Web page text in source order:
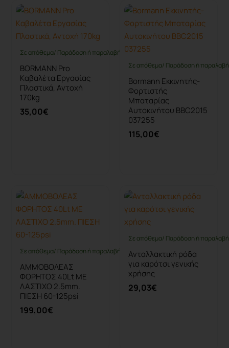
Σε απόθεμα/ Παράδοση ή παραλαβή έως 10 ημέρες
BORMANN Pro
Kαβαλέτα Εργασίας
Πλαστικά, Αντοχή
170kg
35,00€
Σε απόθεμα/ Παράδοση ή
Bormann Εκκινητής-
Φορτιστής
Μπαταρίας
Αυτοκινήτου BBC2015
037255
115,00€
Σε απόθεμα/ Παράδοση ή παραλαβή έως 10 ημέρες
ΑΜΜΟΒΟΛΕΑΣ
ΦΟΡΗΤΟΣ 40Lt ΜΕ
ΛΑΣΤΙΧΟ 2.5mm.
ΠΙΕΣΗ 60-125psi
199,00€
Σε απόθεμα/ Παράδοση ή
Ανταλλακτική ρόδα
για καρότσι γενικής
χρήσης
29,03€